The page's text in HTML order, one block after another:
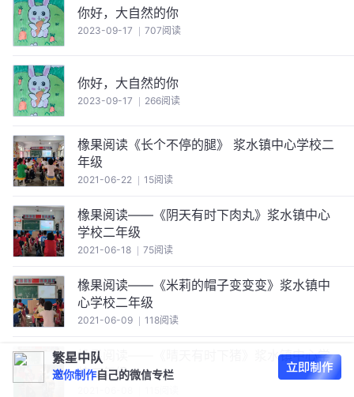
你好，大自然的你
2023-09-17 707阅读
你好，大自然的你
2023-09-17 266阅读
橡果阅读《长个不停的腿》 浆水镇中心学校二
年级
2021-06-22 15阅读
橡果阅读——《阴天有时下肉丸》浆水镇中心
学校二年级
2021-06-18 75阅读
橡果阅读——《米莉的帽子变变变》浆水镇中
心学校二年级
2021-06-09 118阅读
橡果阅读——《晴天有时下猪》浆水镇中心学
校二年级
繁星中队
邀你制作 自己的微信专栏